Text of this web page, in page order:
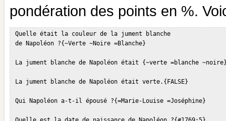
pondération des points en %.
Quelle était la couleur de la jument blanche
de Napoléon ?{~Verte ~Noire =Blanche}
La jument blanche de Napoléon était {~verte =blanche
La jument blanche de Napoléon était verte.{FALSE}
Qui Napoléon a-t-il épousé ?{=Marie-Louise =Joséphine}